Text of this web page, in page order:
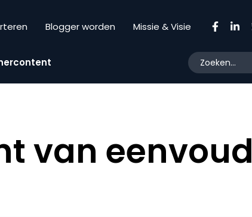
Blogger worden Missie & Visie
van eenvoud